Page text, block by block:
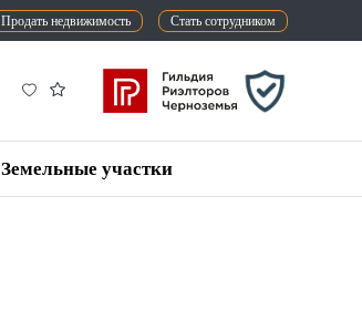
Продать недвижимость Стать сотрудником
Земельные участки